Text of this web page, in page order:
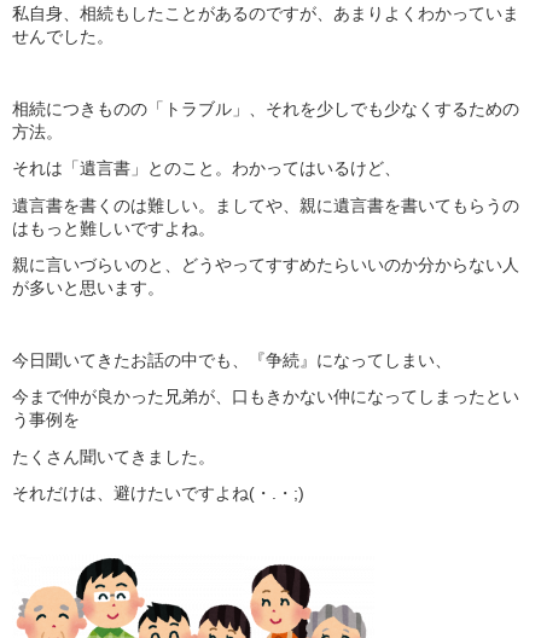
私自身、相続もしたことがあるのですが、あまりよくわかっていま
せんでした。
相続につきものの「トラブル」、それを少しでも少なくするための
方法。
それは「遺言書」とのこと。わかってはいるけど、
遺言書を書くのは難しい。ましてや、親に遺言書を書いてもらうの
はもっと難しいですよね。
親に言いづらいのと、どうやってすすめたらいいのか分からない人
が多いと思います。
今日聞いてきたお話の中でも、『争続』になってしまい、
今まで仲が良かった兄弟が、口もきかない仲になってしまったとい
う事例を
たくさん聞いてきました。
それだけは、避けたいですよね(・.・;)